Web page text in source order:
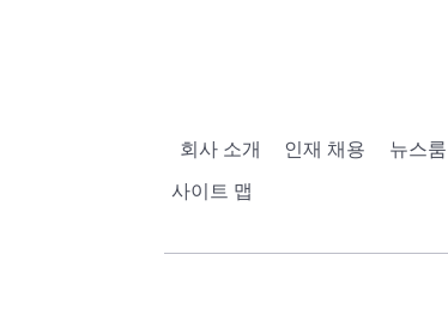
회사 소개 인재 채용 뉴스룸
사이트 맵